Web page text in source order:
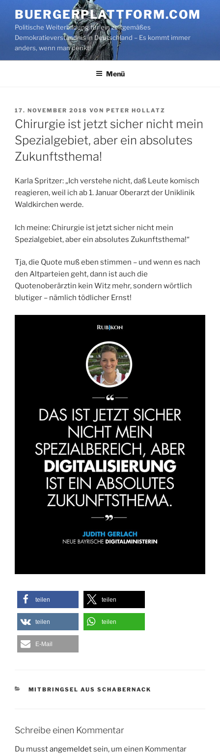
Inhalt
springen
BUERGERPLATTFORM.COM
Politische Weiterbildung für ein zeitgemäßes
Demokratieverständnis in Deutschland – Es kommt immer
anders, wenn man denkt!
Menü
VERÖFFENTLICHT
AM
17. NOVEMBER 2018 VON PETER HOLLATZ
Chirurgie ist jetzt sicher nicht mein
Spezialgebiet, aber ein absolutes
Zukunftsthema!
Karla Spritzer: „Ich verstehe nicht, daß Leute komisch
reagieren, weil ich ab 1. Januar Oberarzt der Uniklinik
Waldkirchen werde.
Ich meine: Chirurgie ist jetzt sicher nicht mein
Spezialgebiet, aber ein absolutes Zukunftsthema!“
Tja, die Quote muß eben stimmen – und wenn es nach
den Altparteien geht, dann ist auch die
Quotenoberärztin kein Witz mehr, sondern wörtlich
blutiger – nämlich tödlicher Ernst!
teilen teilen
teilen teilen
E-Mail
KATEGORIEN
MITBRINGSEL AUS SCHABERNACK
Schreibe einen Kommentar
Du musstangemeldetsein, um einen Kommentar